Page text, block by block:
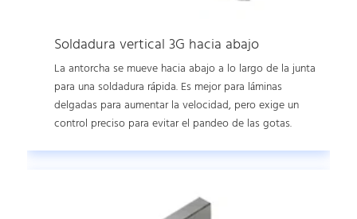
Soldadura vertical 3G hacia abajo
La antorcha se mueve hacia abajo a lo largo de la junta
para una soldadura rápida. Es mejor para láminas
delgadas para aumentar la velocidad, pero exige un
control preciso para evitar el pandeo de las gotas.